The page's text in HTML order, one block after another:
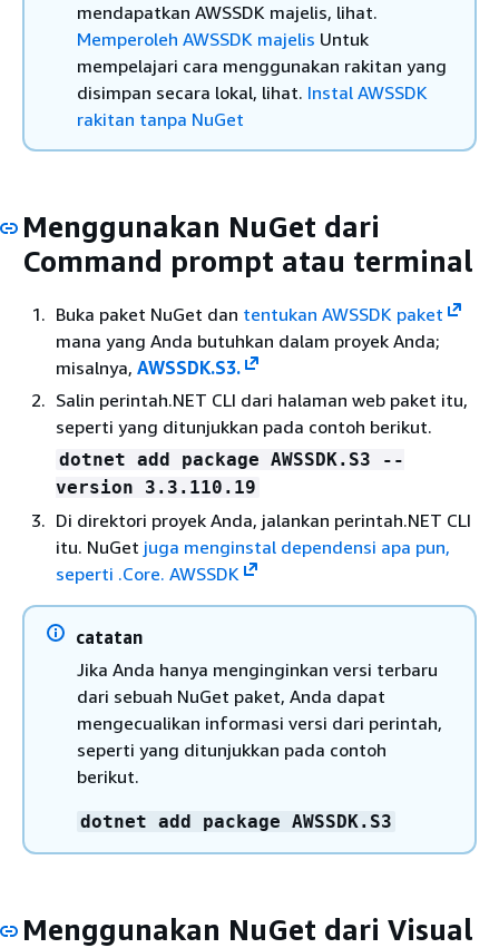
mendapatkan AWSSDK majelis, lihat.
Memperoleh AWSSDK majelis Untuk
mempelajari cara menggunakan rakitan yang
disimpan secara lokal, lihat. Instal AWSSDK
rakitan tanpa NuGet
Menggunakan NuGet dari
Command prompt atau terminal
Buka paket NuGet dan tentukan AWSSDK paket
mana yang Anda butuhkan dalam proyek Anda;
misalnya, AWSSDK.S3.
Salin perintah.NET CLI dari halaman web paket itu,
seperti yang ditunjukkan pada contoh berikut.
dotnet add package AWSSDK.S3 --
version 3.3.110.19
Di direktori proyek Anda, jalankan perintah.NET CLI
itu. NuGet juga menginstal dependensi apa pun,
seperti .Core. AWSSDK
catatan
Jika Anda hanya menginginkan versi terbaru
dari sebuah NuGet paket, Anda dapat
mengecualikan informasi versi dari perintah,
seperti yang ditunjukkan pada contoh
berikut.
dotnet add package AWSSDK.S3
Menggunakan NuGet dari Visual